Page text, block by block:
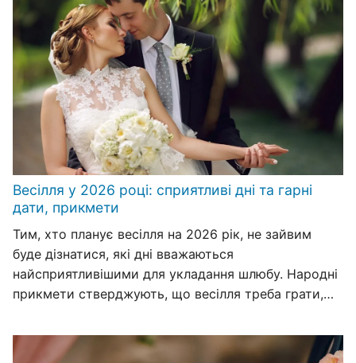
Весілля у 2026 році: сприятливі дні та гарні
дати, прикмети
Тим, хто планує весілля на 2026 рік, не зайвим
буде дізнатися, які дні вважаються
найсприятливішими для укладання шлюбу. Народні
прикмети стверджують, що весілля треба грати,…